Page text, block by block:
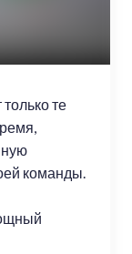
те
команды.